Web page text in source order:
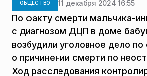
ОБЩЕСТВО 11 декабря 2024 16:55
По факту смерти мальчика-
с диагнозом ДЦП в доме
возбудили уголовное дело по
о причинении смерти по
Ход расследования